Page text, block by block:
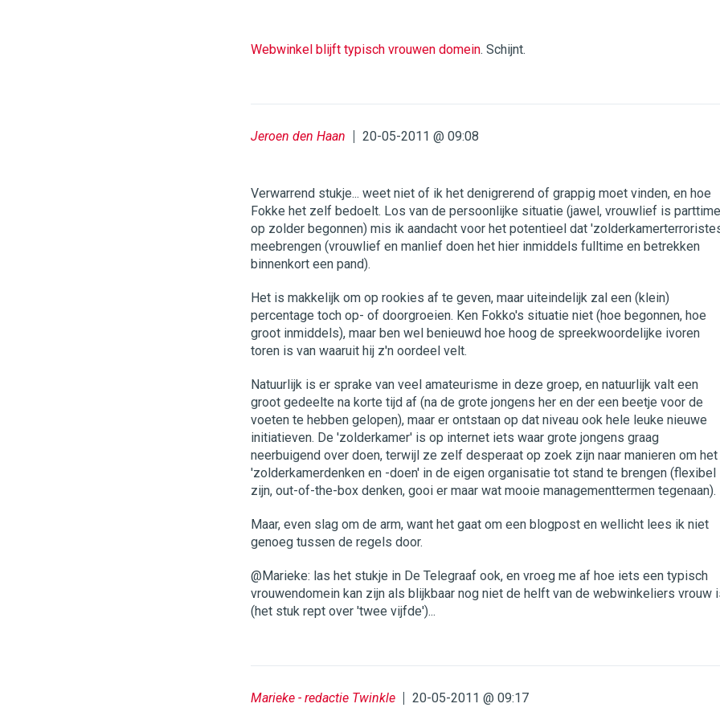
Webwinkel blijft typisch vrouwen domein. Schijnt.
Jeroen den Haan 20-05-2011 @ 09:08
Verwarrend stukje... weet niet of ik het denigrerend of grappig moet vinden, en hoe
Fokke het zelf bedoelt. Los van de persoonlijke situatie (jawel, vrouwlief is parttime
op zolder begonnen) mis ik aandacht voor het potentieel dat
meebrengen (vrouwlief en manlief doen het hier inmiddels fulltime en betrekken
binnenkort een pand).
Het is makkelijk om op rookies af te geven, maar uiteindelijk zal een (klein)
percentage toch op- of doorgroeien. Ken Fokko's situatie niet (hoe begonnen, hoe
groot inmiddels), maar ben wel benieuwd hoe hoog de spreekwoordelijke ivoren
toren is van waaruit hij z'n oordeel velt.
Natuurlijk is er sprake van veel amateurisme in deze groep, en natuurlijk valt een
groot gedeelte na korte tijd af (na de grote jongens her en der een beetje voor de
voeten te hebben gelopen), maar er ontstaan op dat niveau ook hele leuke nieuwe
initiatieven. De 'zolderkamer' is op internet iets waar grote jongens graag
neerbuigend over doen, terwijl ze zelf desperaat op zoek zijn naar manieren om het
'zolderkamerdenken en -doen' in de eigen organisatie tot stand te brengen (flexibel
zijn, out-of-the-box denken, gooi er maar wat mooie managementtermen tegenaan).
Maar, even slag om de arm, want het gaat om een blogpost en wellicht lees ik niet
genoeg tussen de regels door.
@Marieke: las het stukje in De Telegraaf ook, en vroeg me af hoe iets een typisch
vrouwendomein kan zijn als blijkbaar nog niet de helft van de webwinkeliers vrouw
(het stuk rept over 'twee vijfde')...
Marieke - redactie Twinkle 20-05-2011 @ 09:17